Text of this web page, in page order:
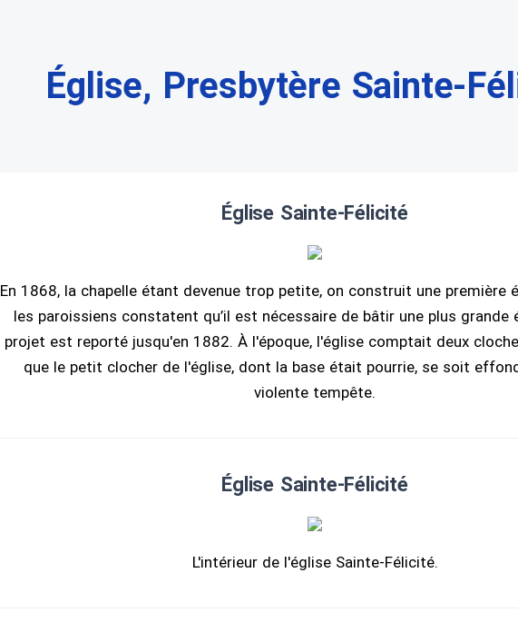
Église, Presbytère Sainte-
Église Sainte-Félicité
En 1868, la chapelle étant devenue trop petite, on construit une première
les paroissiens constatent qu’il est nécessaire de bâtir une plus grande
projet est reporté jusqu'en 1882. À l'époque, l'église comptait deux
que le petit clocher de l'église, dont la base était pourrie, se soit
violente tempête.
Église Sainte-Félicité
L'intérieur de l'église Sainte-Félicité.